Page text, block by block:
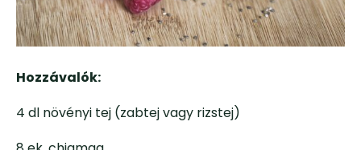
Hozzávalók:
4 dl növényi tej (zabtej vagy rizstej)